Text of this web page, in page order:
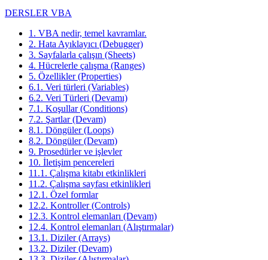
DERSLER VBA
1. VBA nedir, temel kavramlar.
2. Hata Ayıklayıcı (Debugger)
3. Sayfalarla çalışın (Sheets)
4. Hücrelerle çalışma (Ranges)
5. Özellikler (Properties)
6.1. Veri türleri (Variables)
6.2. Veri Türleri (Devamı)
7.1. Koşullar (Conditions)
7.2. Şartlar (Devam)
8.1. Döngüler (Loops)
8.2. Döngüler (Devam)
9. Prosedürler ve işlevler
10. İletişim pencereleri
11.1. Çalışma kitabı etkinlikleri
11.2. Çalışma sayfası etkinlikleri
12.1. Özel formlar
12.2. Kontroller (Controls)
12.3. Kontrol elemanları (Devam)
12.4. Kontrol elemanları (Alıştırmalar)
13.1. Diziler (Arrays)
13.2. Diziler (Devam)